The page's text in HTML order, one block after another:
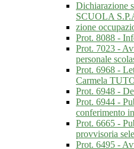
Dichiarazione
SCUOLA
zione
Prot. 8088 -
Prot. 7023 -
personale
Prot. 6968 -
Carmela
Prot. 6948 -
Prot. 6944 -
conferimento
Prot. 6665 -
provvisoria
Prot. 6495 -